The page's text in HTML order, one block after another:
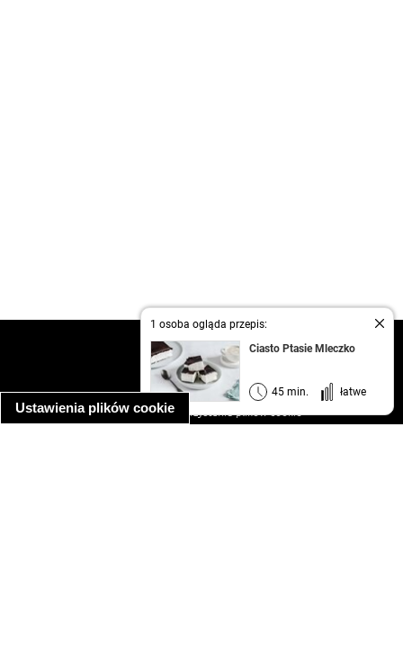
Ustawienia plików cookie
1 osoba ogląda przepis:
Ciasto Ptasie Mleczko
45 min. łatwe
regulamin
informacja o prywatności
informacja o wykorzystaniu plików cookie